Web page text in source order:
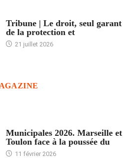
Tribune | Le droit, seul garant
de la protection et
21 juillet 2026
Municipales 2026. Marseille et
Toulon face à la poussée du
11 février 2026